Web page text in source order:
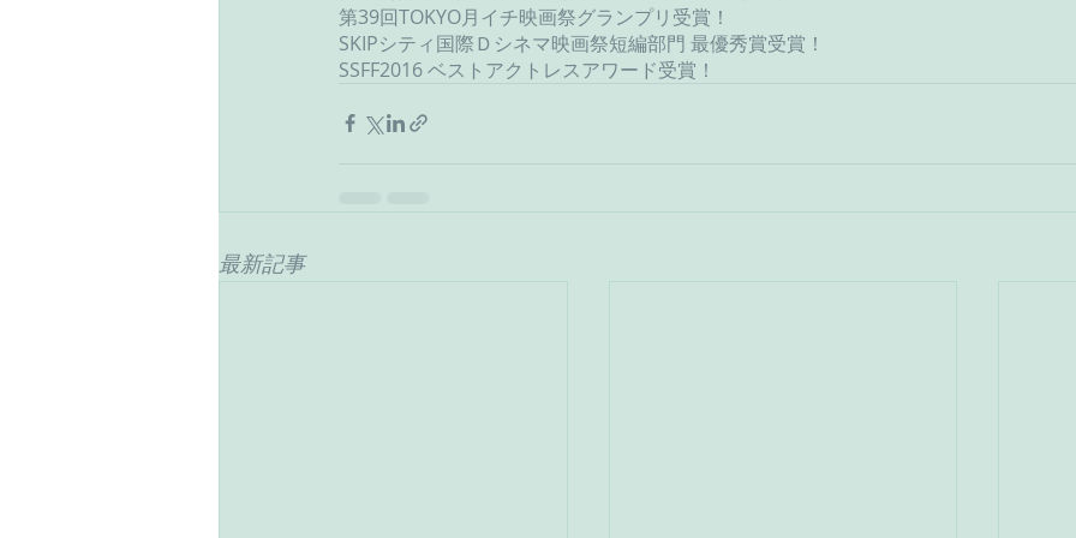
第39回TOKYO月イチ映画祭グランプリ受賞！
SKIPシティ国際Ｄシネマ映画祭短編部門 最優秀賞受賞！
SSFF2016 ベストアクトレスアワード受賞！
最新記事